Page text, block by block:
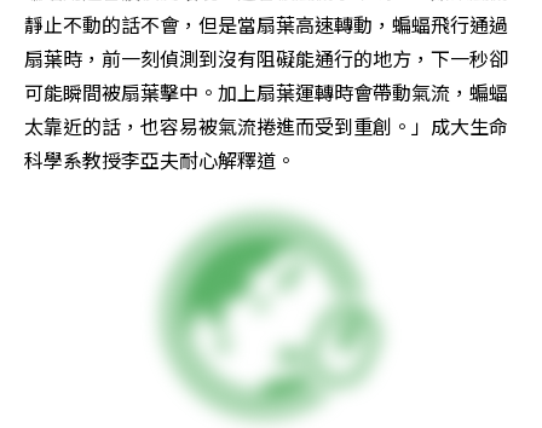
靜止不動的話不會，但是當扇葉高速轉動，蝙蝠飛行通過
扇葉時，前一刻偵測到沒有阻礙能通行的地方，下一秒卻
可能瞬間被扇葉擊中。加上扇葉運轉時會帶動氣流，蝙蝠
太靠近的話，也容易被氣流捲進而受到重創。」成大生命
科學系教授李亞夫耐心解釋道。